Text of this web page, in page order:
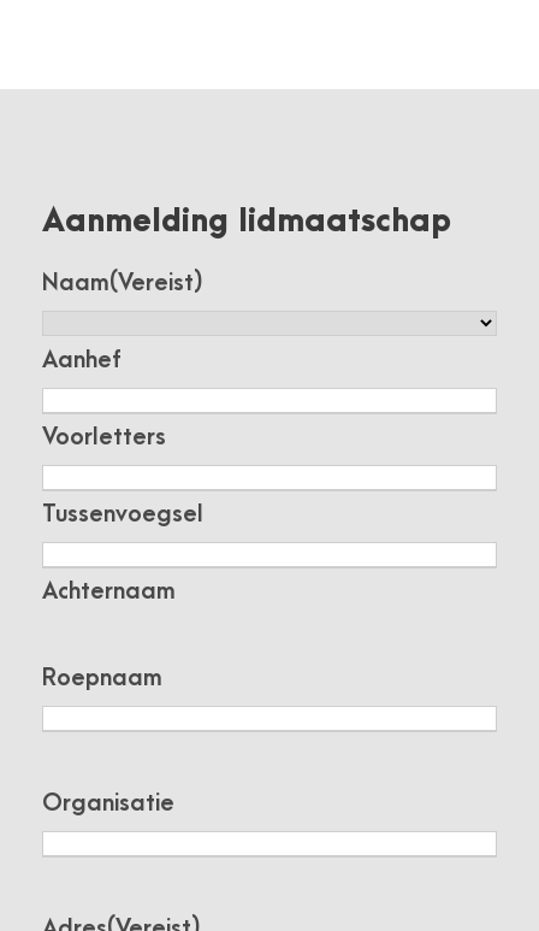
Aanmelding lidmaatschap
Naam(Vereist)
Aanhef
Voorletters
Tussenvoegsel
Achternaam
Roepnaam
Organisatie